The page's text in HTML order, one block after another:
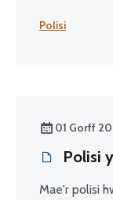
Polisi
01 Gorff
Polisi
Mae'r polisi